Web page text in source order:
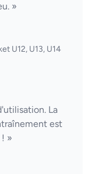
»
U12, U13, U14
La
est
»